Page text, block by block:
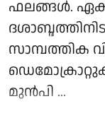
ഫലങ്ങൾ.
സാമ്പത്തിക
മുൻപി ...